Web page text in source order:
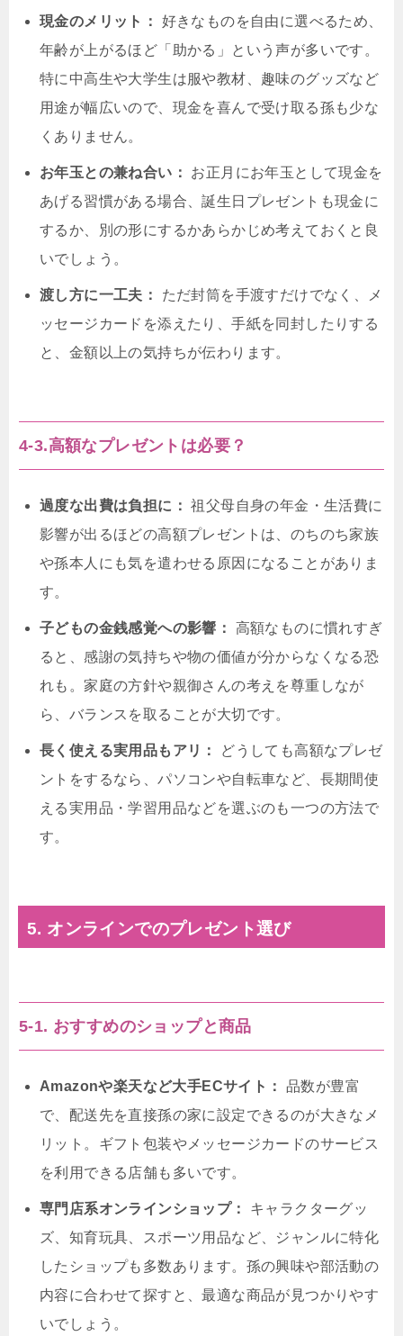
現金のメリット：
好きなものを自由に選べるため、
年齢が上がるほど「助かる」という声が多いです。
特に中高生や大学生は服や教材、趣味のグッズなど
用途が幅広いので、現金を喜んで受け取る孫も少な
くありません。
お年玉との兼ね合い：
お正月にお年玉として現金を
あげる習慣がある場合、誕生日プレゼントも現金に
するか、別の形にするかあらかじめ考えておくと良
いでしょう。
渡し方に一工夫：
ただ封筒を手渡すだけでなく、メ
ッセージカードを添えたり、手紙を同封したりする
と、金額以上の気持ちが伝わります。
4-3.高額なプレゼントは必要？
過度な出費は負担に： 祖父母自身の年金・生活費に
影響が出るほどの高額プレゼントは、のちのち家族
や孫本人にも気を遣わせる原因になることがありま
す。
子どもの金銭感覚への影響：
高額なものに慣れすぎ
ると、感謝の気持ちや物の価値が分からなくなる恐
れも。家庭の方針や親御さんの考えを尊重しなが
ら、バランスを取ることが大切です。
長く使える実用品もアリ：
どうしても高額なプレゼ
ントをするなら、パソコンや自転車など、長期間使
える実用品・学習用品などを選ぶのも一つの方法で
す。
5. オンラインでのプレゼント選び
5-1. おすすめのショップと商品
Amazonや楽天など大手ECサイト：
品数が豊富
で、配送先を直接孫の家に設定できるのが大きなメ
リット。ギフト包装やメッセージカードのサービス
を利用できる店舗も多いです。
専門店系オンラインショップ：
キャラクターグッ
ズ、知育玩具、スポーツ用品など、ジャンルに特化
したショップも多数あります。孫の興味や部活動の
内容に合わせて探すと、最適な商品が見つかりやす
いでしょう。